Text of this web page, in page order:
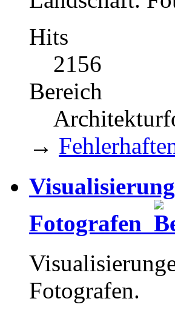
Hits
2156
Bereich
→
Fotografen
Fotografen.